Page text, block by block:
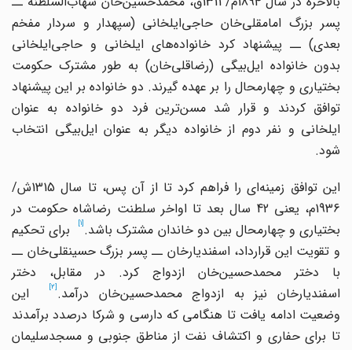
پسر بزرگ امامقلیخان حاجیایلخانی (سپهدار و سردار مفخم
بعدی) ــ پیشنهاد کرد خانوادههای ایلخانی و حاجیایلخانی
بدون خانواده ایلبیگی (رضاقلیخان) به طور مشترک حکومت
بختیاری و چهارمحال را بر عهده گیرند. دو خانواده بر این پیشنهاد
توافق کردند و قرار شد مسنترین فرد دو خانواده به عنوان
ایلخانی و نفر دوم از خانواده دیگر به عنوان ایلبیگی انتخاب
شود.
این توافق زمینه
ای را فراهم کرد تا از آن پس، تا سال 1315ش/
1936م، یعنی 42 سال بعد تا اواخر سلطنت رضاشاه حکومت در
بختیاری و چهارمحال بین دو خاندان مشترک باشد. برای تحکیم
و تقویت این قرارداد، اسفندیارخان ــ پسر بزرگ حسینقلیخان ــ
با دختر محمدحسینخان ازدواج کرد. در مقابل، دختر
اسفندیارخان نیز به ازدواج محمدحسینخان درآمد. این
وضعیت ادامه یافت تا هنگامی که دارسی و شرکا درصدد برآمدند
تا برای حفاری و اکتشاف نفت از مناطق جنوبی و مسجدسلیمان